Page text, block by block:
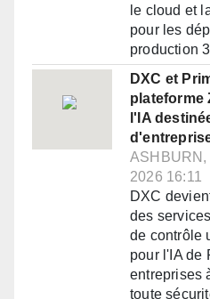
le cloud et
pour les
production
DXC et
plateforme
l'IA
ASHBURN,
2026 16:11
DXC
des
de contrôle
pour l'IA de
entreprises
toute